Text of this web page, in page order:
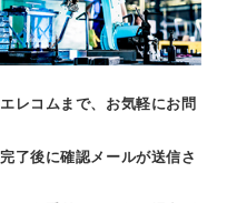
レコムまで、お気軽にお問
了後に確認メールが送信さ